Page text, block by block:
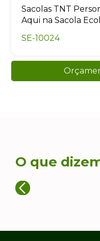
Sacolas TNT
Aqui na Sacola
SE-10024
O que